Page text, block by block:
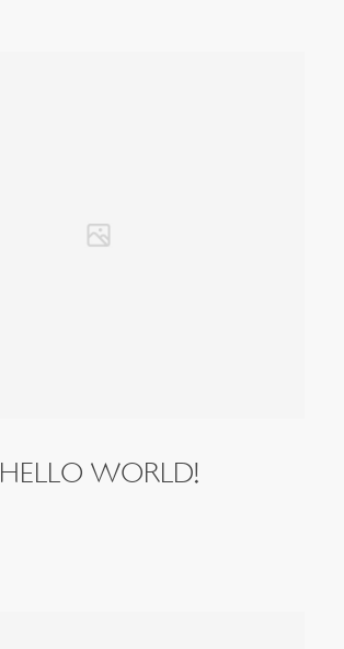
HELLO WORLD!